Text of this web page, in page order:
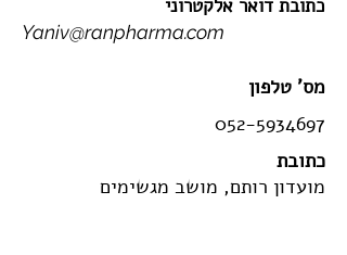
כתובת דואר אלקטרוני
Yaniv@ranpharma.com
מס' טלפון
052-5934697
כתובת
מועדון רותם, מושב מגשימים